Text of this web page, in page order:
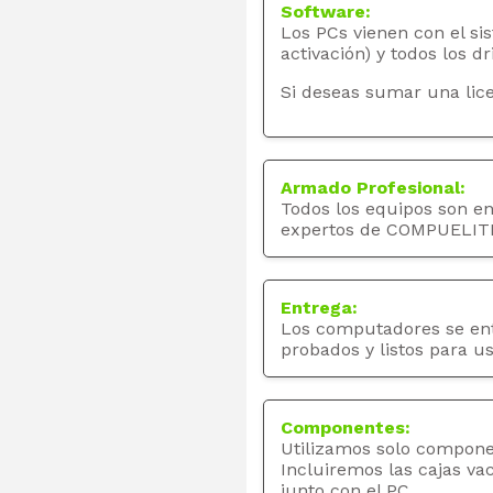
Software:
Los PCs vienen con el
activación) y todos los
Si deseas sumar una
Armado Profesional:
Todos los equipos son
expertos de
Entrega:
Los computadores se
probados y listos para
Componentes:
Utilizamos solo
Incluiremos las cajas